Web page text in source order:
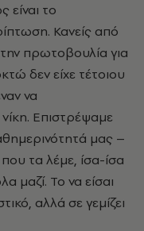
είναι το
Κανείς από
πρωτοβουλία για
δεν είχε τέτοιου
να
Επιστρέψαμε
μας –
τα λέμε, ίσα-ίσα
μαζί. Το να είσαι
αλλά σε γεμίζει